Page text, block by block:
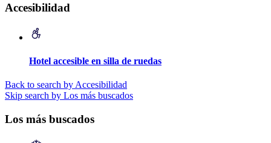
Accesibilidad
Hotel accesible en silla de ruedas
Back to search by Accesibilidad
Skip search by Los más buscados
Los más buscados